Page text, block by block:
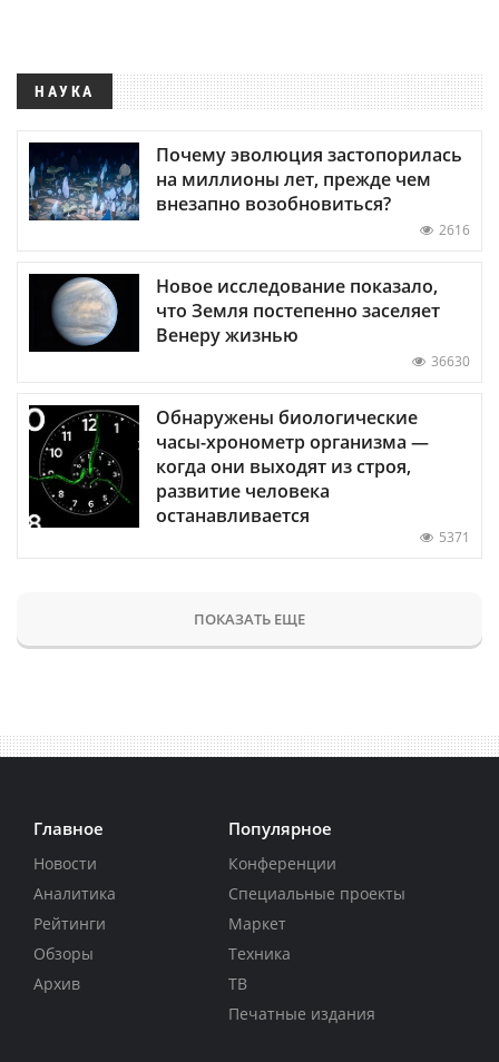
НАУКА
Почему эволюция застопорилась
на миллионы лет, прежде чем
внезапно возобновиться?
2616
Новое исследование показало,
что Земля постепенно заселяет
Венеру жизнью
36630
Обнаружены биологические
часы-хронометр организма —
когда они выходят из строя,
развитие человека
останавливается
5371
ПОКАЗАТЬ ЕЩЕ
Главное
Новости
Аналитика
Рейтинги
Обзоры
Архив
Популярное
Конференции
Специальные проекты
Маркет
Техника
ТВ
Печатные издания